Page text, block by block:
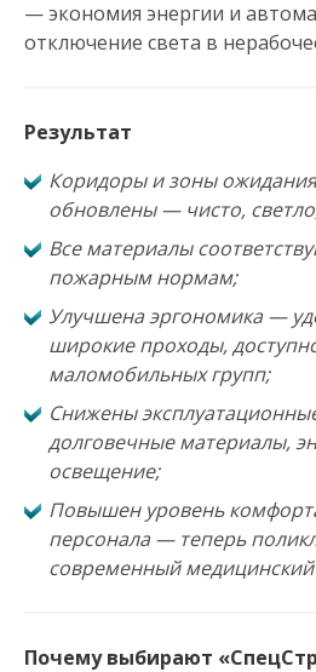
— экономия энергии и
отключение света в
Результат
Коридоры и зоны
обновлены — чисто,
Все материалы
пожарным нормам;
Улучшена эргономика —
широкие проходы,
маломобильных групп;
Снижены
долговечные материалы,
освещение;
Повышен уровень
персонала — теперь
современный
Почему выбирают